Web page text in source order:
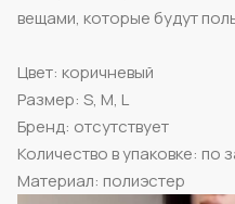
вещами, которые будут
Цвет: коричневый
Размер: S, M, L
Бренд: отсутствует
Количество в упаковке: по
Материал: полиэстер